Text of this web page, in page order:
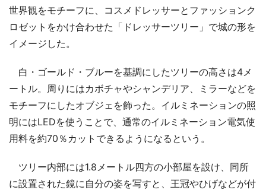
世界観をモチーフに、コスメドレッサーとファッションク
ロゼットをかけ合わせた「ドレッサーツリー」で城の形を
イメージした。
白・ゴールド・ブルーを基調にしたツリーの高さは4メ
ートル。周りにはカボチャやシャンデリア、ミラーなどを
モチーフにしたオブジェを飾った。イルミネーションの照
明にはLEDを使うことで、通常のイルミネーション電気使
用料を約70％カットできるようになるという。
ツリー内部には1.8メートル四方の小部屋を設け、同所
に設置された鏡に自分の姿を写すと、王冠やひげなどが付